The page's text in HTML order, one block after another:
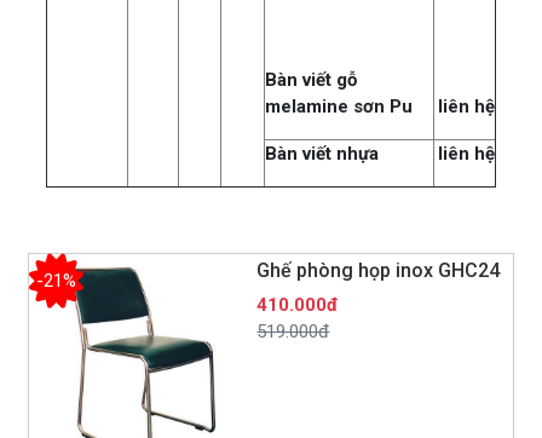
Bàn viết gỗ
melamine sơn Pu
liên hệ
Bàn viết nhựa liên hệ
Ghế phòng họp inox GHC24
-21%
410.000đ
519.000đ